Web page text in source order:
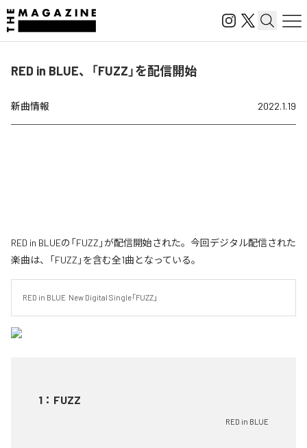
RED in BLUE、「FUZZ」を配信開始
新曲情報 2022.1.19
RED in BLUEの「FUZZ」が配信開始された。今回デジタル配信された
楽曲は、「FUZZ」を含む全1曲となっている。
RED in BLUE  New Digital Single「FUZZ」
1 ： FUZZ
RED in BLUE